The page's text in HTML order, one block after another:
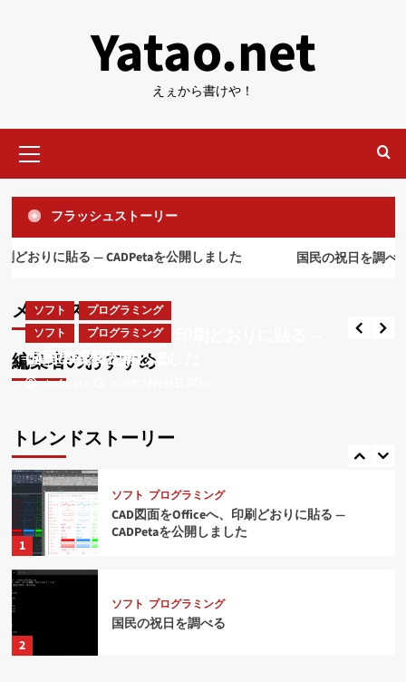
Yatao.net
えぇから書けや！
イ
ン
メ
ニ
ュ
ー
フラッシュストーリー
貼る ― CADPetaを公開しました 国民の祝日を調べる
メインストーリー
ソフト プログラミング
CADPetaを公開しました
nisefuruta 2026年7月25日
編集者のおすすめ
ソフト プログラミング
CAD図面をOfficeへ、印刷どおりに貼る ―
CADPetaを公開しました
nisefuruta
ソフト プログラミング
国民の祝日を調べる
nisefuruta
トレンドストーリー
4
ソフト ネット
RTX1210用のGrokフィルタ案
5
1
ソフト プログラミング
CAD図面をOfficeへ、印刷どおりに貼る ―
CADPetaを公開しました
2
ソフト プログラミング
国民の祝日を調べる